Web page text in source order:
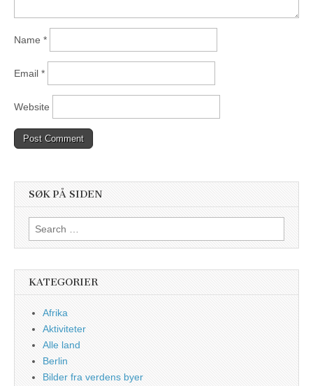
Name *
Email *
Website
SØK PÅ SIDEN
Search
for:
KATEGORIER
Afrika
Aktiviteter
Alle land
Berlin
Bilder fra verdens byer